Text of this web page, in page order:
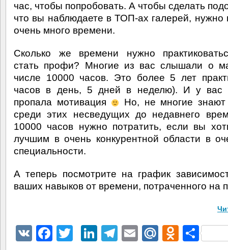
час, чтобы попробовать. А чтобы сделать
что вы наблюдаете в ТОП-ах галерей, нужно
очень много времени.
Сколько же времени нужно
стать профи? Многие из вас слышали о
числе 10000 часов. Это более 5 лет
часов в день, 5 дней в неделю). И у вас
пропала мотивация
Но, не многие
среди этих несведущих до недавнего
10000 часов нужно потратить, если вы
лучшим в очень конкурентной области в
специальности.
А теперь посмотрите на график
ваших навыков от времени, потраченного на
VK Facebook
TwitterLinkedIn
Telegram
EmailMail.Ru